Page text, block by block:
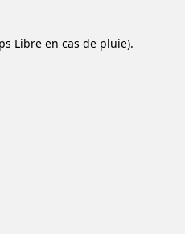
Libre en cas de pluie).